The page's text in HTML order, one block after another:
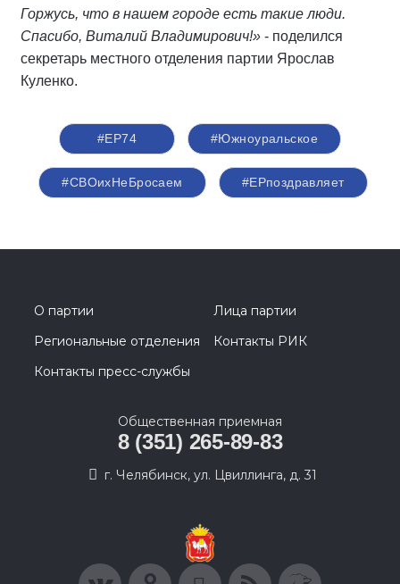
Горжусь, что в нашем городе есть такие люди.
Спасибо, Виталий Владимирович!» - поделился
секретарь местного отделения партии Ярослав
Куленко.
#ЕР74 #Южноуральское
#СВОихНеБросаем #ЕРпоздравляет
О партии
Лица партии
Региональные отделения
Контакты РИК
Контакты пресс-службы
Общественная приемная
8 (351) 265-89-83
г. Челябинск, ул. Цвиллинга, д. 31